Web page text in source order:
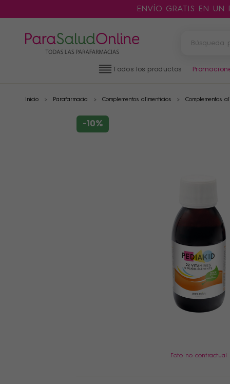
ENVÍO GRATIS EN UN
Todos los productos
Inicio Parafarmacia Complementos alimenticios Complementos
-10%
Foto no contractual